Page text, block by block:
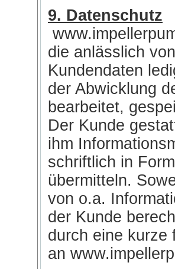
9. Datenschutz
die anlässlich
Kundendaten
der Abwicklung
bearbeitet,
Der Kunde
ihm
schriftlich in
übermitteln.
von o.a.
der Kunde
durch eine kurze
an